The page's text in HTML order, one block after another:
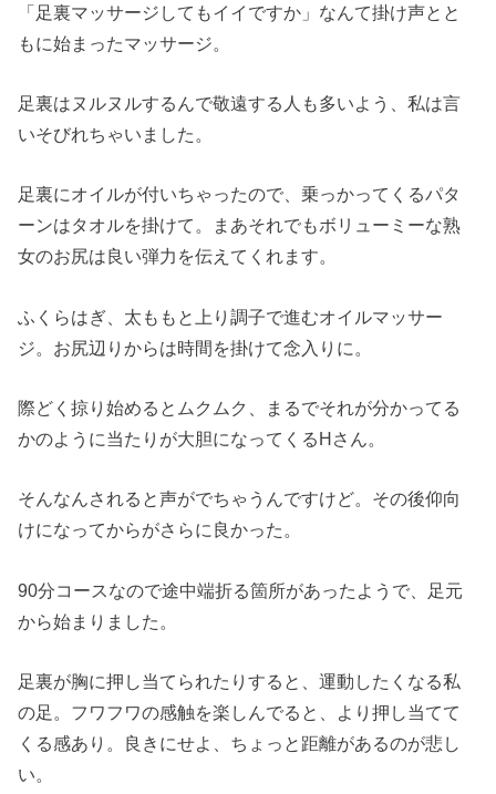
「足裏マッサージしてもイイですか」なんて掛け声とと
もに始まったマッサージ。
足裏はヌルヌルするんで敬遠する人も多いよう、私は言
いそびれちゃいました。
足裏にオイルが付いちゃったので、乗っかってくるパタ
ーンはタオルを掛けて。まあそれでもボリューミーな熟
女のお尻は良い弾力を伝えてくれます。
ふくらはぎ、太ももと上り調子で進むオイルマッサー
ジ。お尻辺りからは時間を掛けて念入りに。
際どく掠り始めるとムクムク、まるでそれが分かってる
かのように当たりが大胆になってくるHさん。
そんなんされると声がでちゃうんですけど。その後仰向
けになってからがさらに良かった。
90分コースなので途中端折る箇所があったようで、足元
から始まりました。
足裏が胸に押し当てられたりすると、運動したくなる私
の足。フワフワの感触を楽しんでると、より押し当てて
くる感あり。良きにせよ、ちょっと距離があるのが悲し
い。